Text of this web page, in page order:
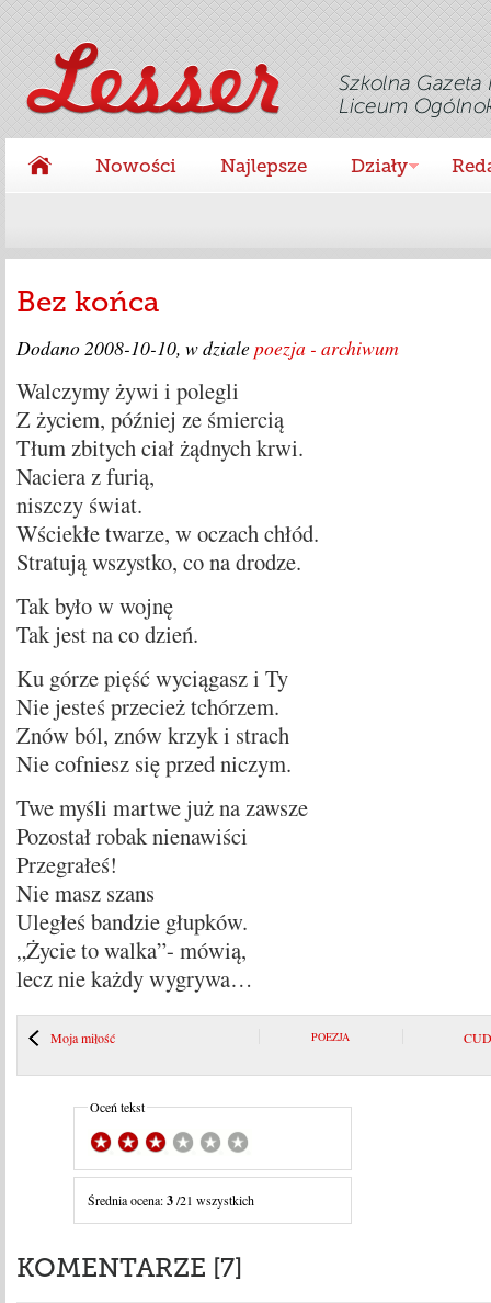
Nowości Najlepsze Działy
Bez końca
Dodano2008-10-10, w dzialepoezja - archiwum
Walczymy żywi i polegli
Z życiem, później ze śmiercią
Tłum zbitych ciał żądnych krwi.
Naciera z furią,
niszczy świat.
Wściekłe twarze, w oczach chłód.
Stratują wszystko, co na drodze.
Tak było w wojnę
Tak jest na co dzień.
Ku górze pięść wyciągasz i Ty
Nie jesteś przecież tchórzem.
Znów ból, znów krzyk i strach
Nie cofniesz się przed niczym.
Twe myśli martwe już na zawsze
Pozostał robak nienawiści
Przegrałeś!
Nie masz szans
Uległeś bandzie głupków.
„Życie to walka”- mówią,
lecz nie każdy wygrywa…
Moja miłość POEZJA
Oceń tekst
Średnia ocena:3/21 wszystkich
KOMENTARZE [7]